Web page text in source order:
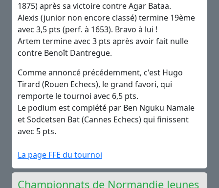
1875) après sa victoire contre Agar Bataa.
Alexis (junior non encore classé) termine 19ème
avec 3,5 pts (perf. à 1653). Bravo à lui !
Artem termine avec 3 pts après avoir fait nulle
contre Benoît Dantregue.
Comme annoncé précédemment, c'est Hugo
Tirard (Rouen Echecs), le grand favori, qui
remporte le tournoi avec 6,5 pts.
Le podium est complété par Ben Nguku Namale
et Sodcetsen Bat (Cannes Echecs) qui finissent
avec 5 pts.
La page FFE du tournoi
Championnats de Normandie Jeunes